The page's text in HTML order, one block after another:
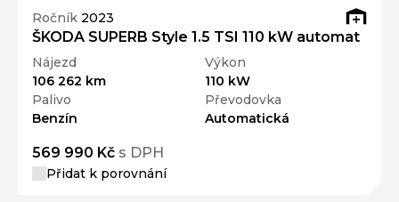
Ročník 2023
ŠKODA SUPERB Style 1.5 TSI 110 kW automat
Nájezd
106 262 km
Výkon
110 kW
Palivo
Benzín
Převodovka
Automatická
569 990 Kč s DPH
Přidat k porovnání